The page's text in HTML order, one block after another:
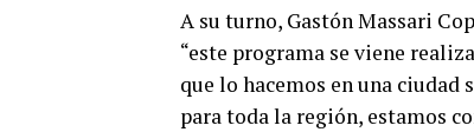
A su turno, Gastón Massari
“este programa se viene
que lo hacemos en una ciudad
para toda la región, estamos